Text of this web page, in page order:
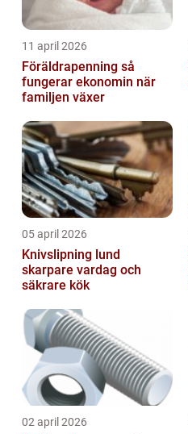
11 april 2026
Föräldrapenning så
fungerar ekonomin när
familjen växer
05 april 2026
Knivslipning lund
skarpare vardag och
säkrare kök
02 april 2026